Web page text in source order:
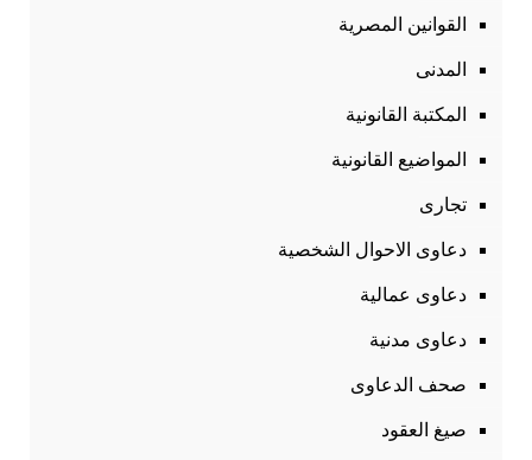
القوانين المصرية
المدنى
المكتبة القانونية
المواضيع القانونية
تجارى
دعاوى الاحوال الشخصية
دعاوى عمالية
دعاوى مدنية
صحف الدعاوى
صيغ العقود